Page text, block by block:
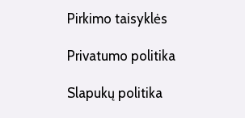
Pirkimo taisyklės
Privatumo politika
Slapukų politika